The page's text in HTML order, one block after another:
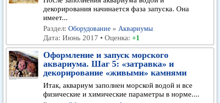
декорирования начинается фаза запуска. Она
имеет...
Раздел: Оборудование » Аквариумы
Дата: Июнь 2017 • Оценка: +1
Оформление и запуск морского
аквариума. Шаг 5: «затравка» и
декорирование «живыми» камнями
Итак, аквариум заполнен морской водой и все
физические и химические параметры в норме....